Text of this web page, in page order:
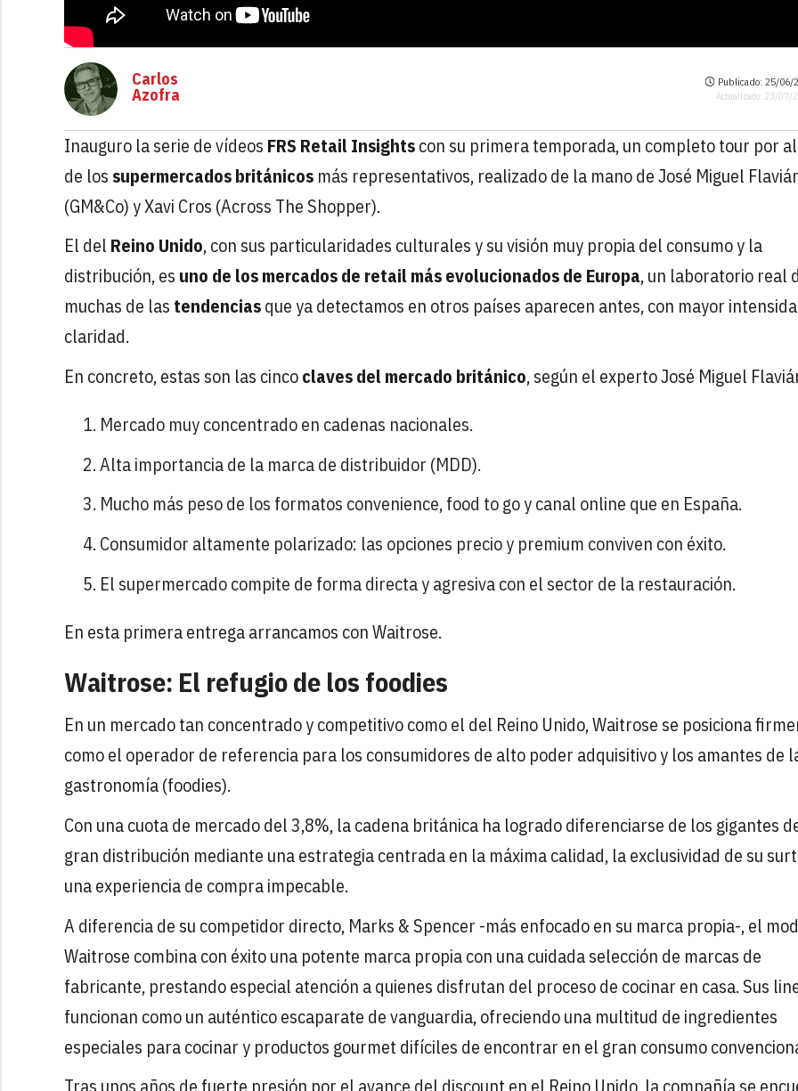
Carlos
Azofra
Publicado: 25/06/
Actualizado: 23/07/
Inauguro la serie de vídeos FRS Retail Insightscon su primera temporada, un completo tour por
de los supermercados británicos más representativos, realizado de la mano de José Miguel
(GM&Co) y Xavi Cros (Across The Shopper).
El del Reino Unido, con sus particularidades culturales y su visión muy propia del consumo y la
distribución, es uno de los mercados de retail más evolucionados de Europa, un laboratorio real
muchas de las tendenciasque ya detectamos en otros países aparecen antes, con mayor
claridad.
En concreto, estas son las cincoclaves del mercado británico, según el experto José Miguel
Mercado muy concentrado en cadenas nacionales.
Alta importancia de la marca de distribuidor (MDD).
Mucho más peso de los formatos convenience, food to go y canal online que en España.
Consumidor altamente polarizado: las opciones precio y premium conviven con éxito.
El supermercado compite de forma directa y agresiva con el sector de la restauración.
En esta primera entrega arrancamos con Waitrose.
Waitrose: El refugio de los foodies
En un mercado tan concentrado y competitivo como el del Reino Unido, Waitrose se posiciona
como el operador de referencia para los consumidores de alto poder adquisitivo y los amantes de
gastronomía (foodies).
Con una cuota de mercado del 3,8%, la cadena británica ha logrado diferenciarse de los gigantes
gran distribución mediante una estrategia centrada en la máxima calidad, la exclusividad de su
una experiencia de compra impecable.
A diferencia de su competidor directo, Marks & Spencer -más enfocado en su marca propia-, el
Waitrose combina con éxito una potente marca propia con una cuidada selección de marcas de
fabricante, prestando especial atención a quienes disfrutan del proceso de cocinar en casa. Sus
funcionan como un auténtico escaparate de vanguardia, ofreciendo una multitud de ingredientes
especiales para cocinar y productos gourmet difíciles de encontrar en el gran consumo